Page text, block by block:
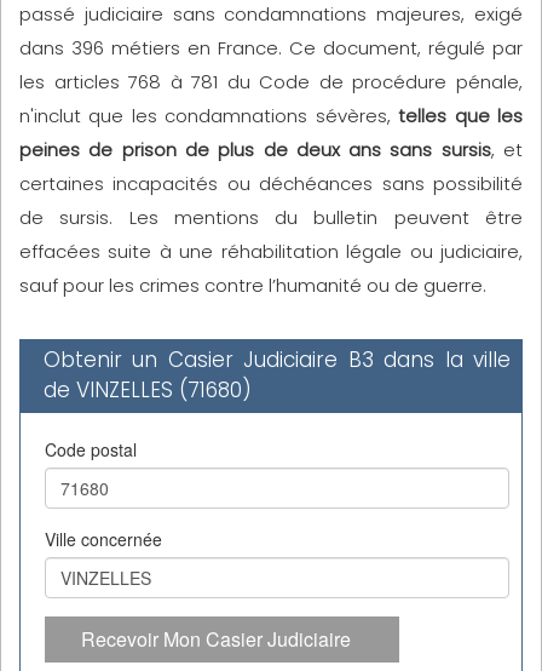
passé judiciaire sans condamnations majeures, exigé
dans 396 métiers en France. Ce document, régulé par
les articles 768 à 781 du Code de procédure pénale,
n'inclut que les condamnations sévères,telles que les
peines de prison de plus de deux ans sans sursis, et
certaines incapacités ou déchéances sans possibilité
de sursis. Les mentions du bulletin peuvent être
effacées suite à une réhabilitation légale ou judiciaire,
sauf pour les crimes contre l’humanité ou de guerre.
Obtenir un Casier Judiciaire B3 dans la ville
de VINZELLES (71680)
Code postal
Ville concernée
Recevoir Mon Casier Judiciaire